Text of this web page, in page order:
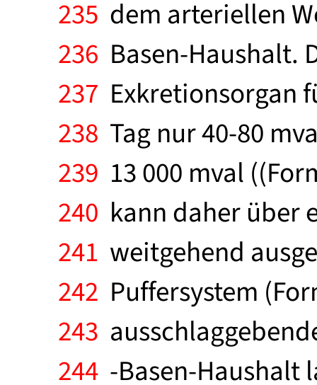
235 dem arteriellen
236 Basen-Haushalt.
237 Exkretionsorgan
238 Tag nur 40-80
239 13 000 mval
240 kann daher über
241 weitgehend
242 Puffersystem
243
244 -Basen-Haushalt